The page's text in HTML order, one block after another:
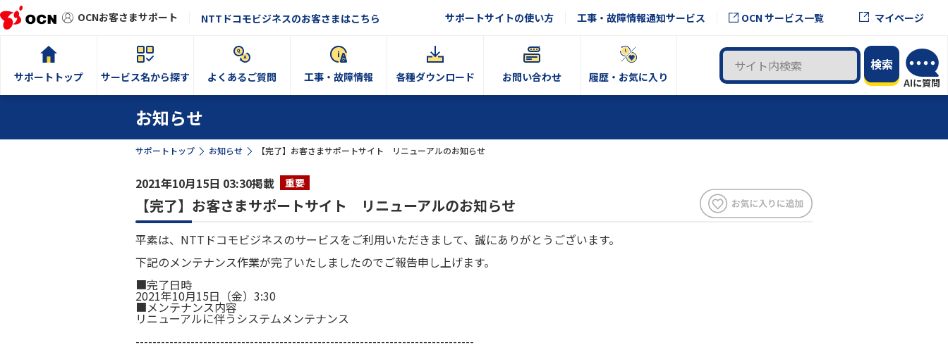
OCNお客さまサポート NTTドコモビジネスのお客さまはこちら サポートサイトの使い方 工事・故障情報通知サービス OCN サービス一覧 マイページ
サポートトップ サービス名から探す よくあるご質問 工事・故障情報 各種ダウンロード お問い合わせ 履歴・お気に入り
お知らせ
サポートトップ お知らせ 【完了】お客さまサポートサイト リニューアルのお知らせ
2021年10月15日 03:30掲載 重要
【完了】お客さまサポートサイト リニューアルのお知らせ
平素は、NTTドコモビジネスのサービスをご利用いただきまして、誠にありがとうございます。
下記のメンテナンス作業が完了いたしましたのでご報告申し上げます。
■完了日時
2021年10月15日（金）3:30
■メンテナンス内容
リニューアルに伴うシステムメンテナンス
--------------------------------------------------------------------------------